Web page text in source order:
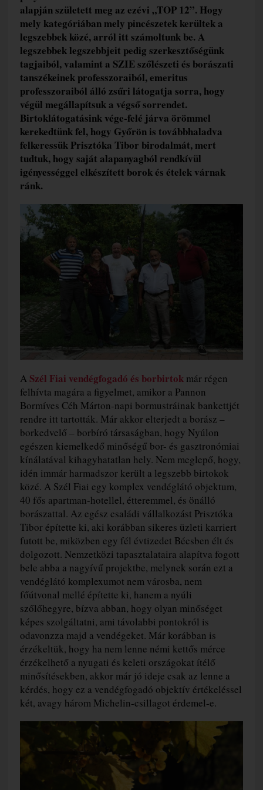
alapján született meg az ezévi „TOP 12”. Hogy
mely kategóriában mely pincészetek kerültek a
legszebbek közé, arról itt számoltunk be. A
legszebbek legszebbjeit pedig szerkesztőségünk
tagjaiból, valamint a SZIE szőlészeti és borászati
tanszékeinek professzoraiból, emeritus
professzoraiból álló zsűri látogatja sorra, hogy
végül megállapítsuk a végső sorrendet.
Birtoklátogatásink vége-felé járva örömmel
kerekedtünk fel, hogy Győrön is továbbhaladva
felkeressük Prisztóka Tibor birodalmát, mert
tudtuk, hogy saját alapanyagból rendkívül
igényességgel elkészített borok és ételek várnak
ránk.
ASzél Fiai vendégfogadó és borbirtokmár régen
felhívta magára a figyelmet, amikor a Pannon
Bormíves Céh Márton-napi bormustráinak bankettjét
rendre itt tartották. Már akkor elterjedt a borász –
borkedvelő – borbíró társaságban, hogy Nyúlon
egészen kiemelkedő minőségű bor- és gasztronómiai
kínálatával kihagyhatatlan hely. Nem meglepő, hogy,
idén immár harmadszor került a legszebb birtokok
közé. A Szél Fiai egy komplex vendéglátó objektum,
40 fős apartman-hotellel, étteremmel, és önálló
borászattal. Az egész családi vállalkozást Prisztóka
Tibor építette ki, aki korábban sikeres üzleti karriert
futott be, miközben egy fél évtizedet Bécsben élt és
dolgozott. Nemzetközi tapasztalataira alapítva fogott
bele abba a nagyívű projektbe, melynek során ezt a
vendéglátó komplexumot nem városba, nem
főútvonal mellé építette ki, hanem a nyúli
szőlőhegyre, bízva abban, hogy olyan minőséget
képes szolgáltatni, ami távolabbi pontokról is
odavonzza majd a vendégeket. Már korábban is
érzékeltük, hogy ha nem lenne némi kettős mérce
érzékelhető a nyugati és keleti országokat ítélő
minősítésekben, akkor már jó ideje csak az lenne a
kérdés, hogy ez a vendégfogadó objektív értékeléssel
két, avagy három Michelin-csillagot érdemel-e.